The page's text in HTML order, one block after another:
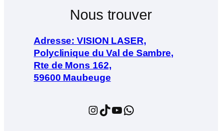
Nous trouver
Adresse: VISION LASER,
Polyclinique du Val de Sambre,
Rte de Mons 162,
59600 Maubeuge
Instagram TikTok YouTube WhatsApp